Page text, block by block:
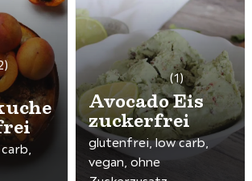
(1)
Avocado Eis
zuckerfrei
glutenfrei, low carb,
vegan, ohne